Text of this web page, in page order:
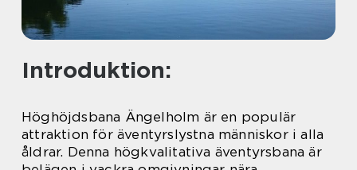
Introduktion:
Höghöjdsbana Ängelholm är en populär
attraktion för äventyrslystna människor i alla
åldrar. Denna högkvalitativa äventyrsbana är